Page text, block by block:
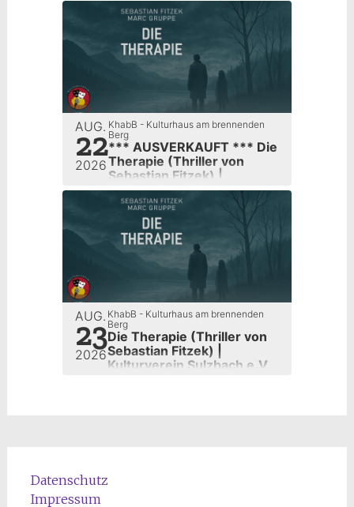
AUG.
22
2026
KhabB - Kulturhaus am brennenden
Berg
*** AUSVERKAUFT *** Die
Therapie (Thriller von
Sebastian Fitzek) |
Kulturverein Sulzbach e.V.
AUG.
23
2026
KhabB - Kulturhaus am brennenden
Berg
Die Therapie (Thriller von
Sebastian Fitzek) |
Kulturverein Sulzbach e.V.
Datenschutz
Impressum